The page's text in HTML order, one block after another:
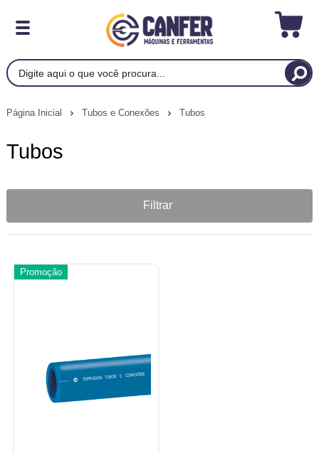
Página Inicial Tubos e Conexões Tubos
Tubos
Filtrar
Promoção